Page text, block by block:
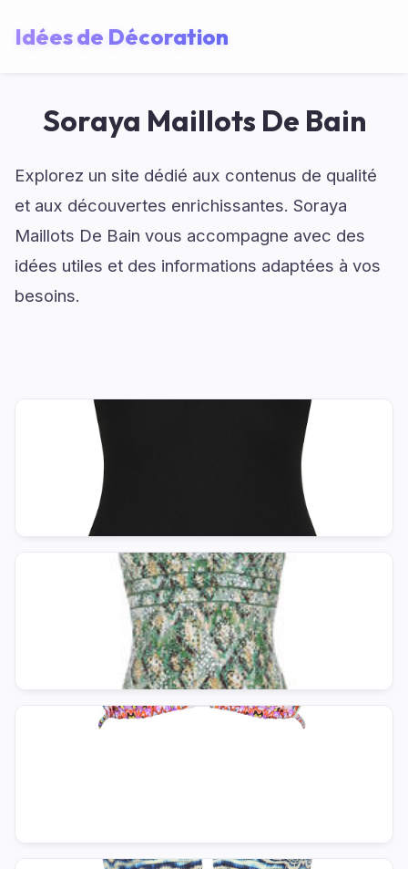
Idées de Décoration
Soraya Maillots De Bain
Explorez un site dédié aux contenus de qualité
et aux découvertes enrichissantes. Soraya
Maillots De Bain vous accompagne avec des
idées utiles et des informations adaptées à vos
besoins.